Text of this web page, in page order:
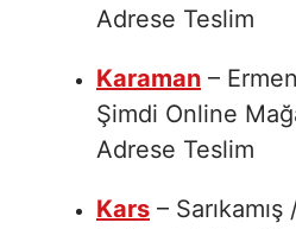
Adrese Teslim
Karaman –
Şimdi Online
Adrese Teslim
Kars –